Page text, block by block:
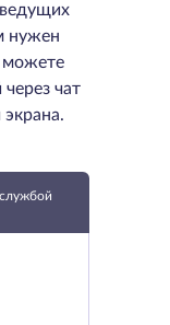
нужен
можете
чат
экрана.